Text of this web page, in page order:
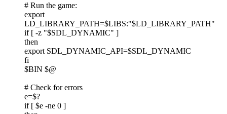
# Run the game:
export
LD_LIBRARY_PATH=$LIBS:"$LD_LIBRARY_PATH"
if [ -z "$SDL_DYNAMIC" ]
then
export SDL_DYNAMIC_API=$SDL_DYNAMIC
fi
$BIN $@
# Check for errors
e=$?
if [ $e -ne 0 ]